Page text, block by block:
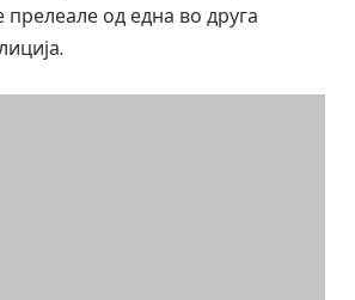
прелеале од една во друга